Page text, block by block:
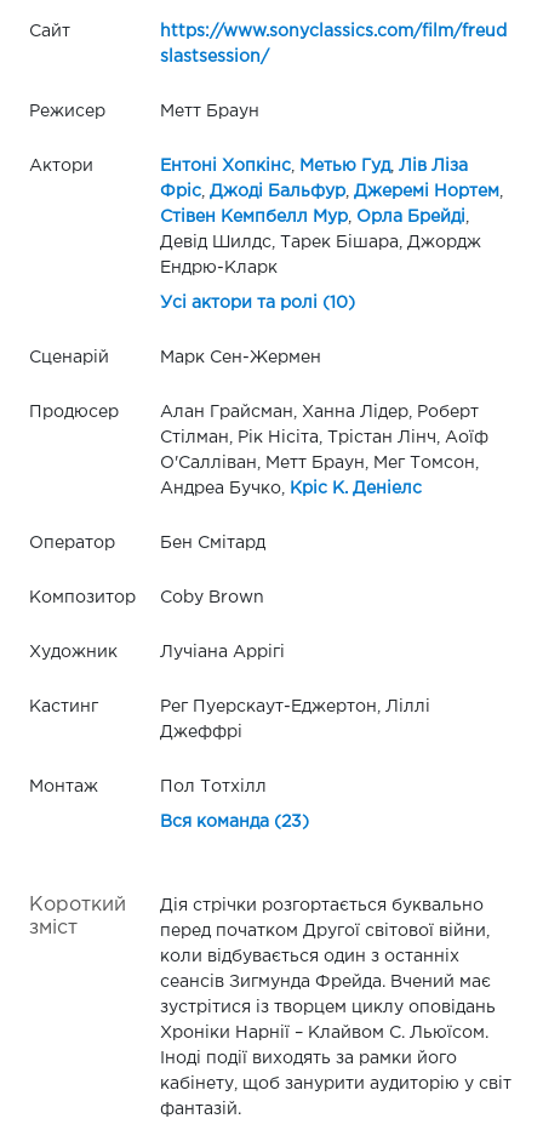
Сайт
https://www.sonyclassics.com/film/freud
slastsession/
Режисер Метт Браун
Актори Ентоні Хопкінс, Метью Гуд, Лів Ліза
Фріс, Джоді Бальфур, Джеремі Нортем,
Стівен Кемпбелл Мур, Орла Брейді
Девід Шилдс, Тарек Бішара, Джордж
Ендрю-Кларк
Усі актори та ролі (10)
Сценарій Марк Сен-Жермен
Продюсер
Алан Грайсман, Ханна Лідер, Роберт
Стілман, Рік Нісіта, Трістан Лінч, Аоїф
О'Салліван, Метт Браун, Мег Томсон,
Андреа Бучко,
Кріс К. Деніелс
Оператор Бен Смітард
Композитор Coby Brown
Художник Лучіана Аррігі
Кастинг
Рег Пуерскаут-Еджертон, Ліллі
Джеффрі
Монтаж Пол Тотхілл
Вся команда (23)
Короткий
зміст
Дія стрічки розгортається буквально
перед початком Другої світової війни,
коли відбувається один з останніх
сеансів Зигмунда Фрейда. Вчений має
зустрітися із творцем циклу оповідань
Хроніки Нарнії – Клайвом С. Льюїсом.
Іноді події виходять за рамки його
кабінету, щоб занурити аудиторію у світ
фантазій.